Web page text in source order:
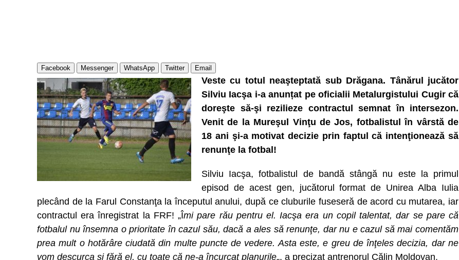
Facebook Messenger WhatsApp Twitter Email
Veste cu totul neaşteptată sub Drăgana. Tânărul jucător
Silviu Iacşa i-a anunțat pe oficialii Metalurgistului Cugir că
doreşte să-şi rezilieze contractul semnat în intersezon.
Venit de la Mureşul Vinţu de Jos, fotbalistul în vârstă de
18 ani şi-a motivat decizie prin faptul că intenţionează să
renunţe la fotbal!
Silviu Iacşa, fotbalistul de bandă stângă nu este la primul
episod de acest gen, jucătorul format de Unirea Alba Iulia
plecând de la Farul Constanţa la începutul anului, după ce cluburile fuseseră de acord cu mutarea, iar
contractul era înregistrat la FRF! „Îmi pare rău pentru el. Iacşa era un copil talentat, dar se pare că
fotbalul nu însemna o prioritate în cazul său, dacă a ales să renunţe, dar nu e cazul să mai comentăm
prea mult o hotărâre ciudată din multe puncte de vedere. Asta este, e greu de înţeles decizia, dar ne
vom descurca şi fără el, cu toate că ne-a încurcat planurile„, a precizat antrenorul Călin Moldovan.